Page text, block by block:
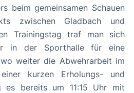
beim gemeinsamen Schauen
zwischen Gladbach und
in der Sporthalle für eine
weiter die Abwehrarbeit im
kurzen Erholungs- und
es bereits um 11:15 Uhr mit